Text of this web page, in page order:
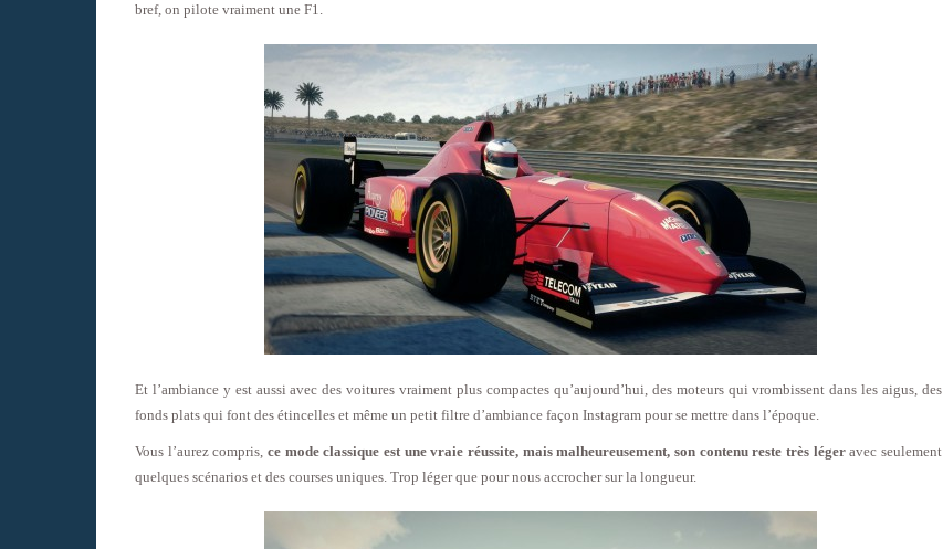
bref, on pilote vraiment une F1.
Et l’ambiance y est aussi avec des voitures vraiment plus compactes qu’aujourd’hui, des moteurs qui vrombissent dans les aigus, des
fonds plats qui font des étincelles et même un petit filtre d’ambiance façon Instagram pour se mettre dans l’époque.
Vous l’aurez compris, ce mode classique est une vraie réussite, mais malheureusement, son contenu reste très légeravec seulement
quelques scénarios et des courses uniques. Trop léger que pour nous accrocher sur la longueur.